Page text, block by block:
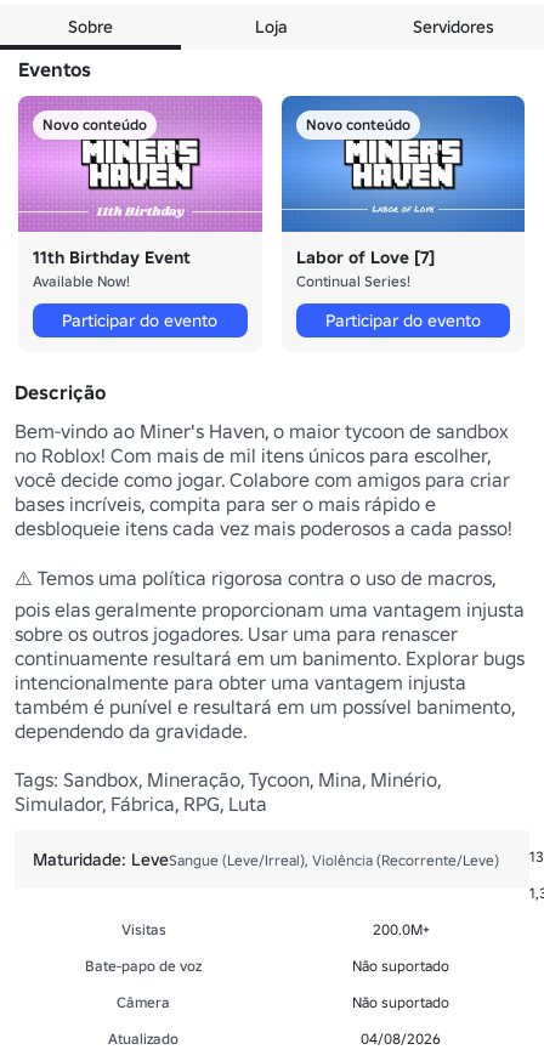
Sobre Loja Servidores
Eventos
Novo conteúdo
11th Birthday Event
Available Now!
Participar do evento
Novo conteúdo
Labor of Love [7]
Continual Series!
Participar do evento
Descrição
Bem-vindo ao Miner's Haven, o maior tycoon de sandbox
no Roblox! Com mais de mil itens únicos para escolher,
você decide como jogar. Colabore com amigos para criar
bases incríveis, compita para ser o mais rápido e
desbloqueie itens cada vez mais poderosos a cada passo!
⚠️ Temos uma política rigorosa contra o uso de macros,
pois elas geralmente proporcionam uma vantagem injusta
sobre os outros jogadores. Usar uma para renascer
continuamente resultará em um banimento. Explorar bugs
intencionalmente para obter uma vantagem injusta
também é punível e resultará em um possível banimento,
dependendo da gravidade.
Tags: Sandbox, Mineração, Tycoon, Mina, Minério,
Simulador, Fábrica, RPG, Luta
Maturidade: LeveSangue (Leve/Irreal), Violência (Recorrente/Leve)
Visitas
200.0M+
Bate-papo de voz
Não suportado
Câmera
Não suportado
Atualizado
04/08/2026